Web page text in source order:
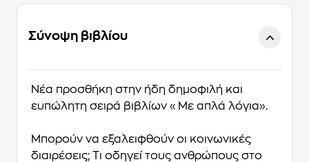
Σύνοψη βιβλίου
Νέα προσθήκη στην ήδη δημοφιλή και
ευπώλητη σειρά βιβλίων «Με απλά λόγια».
Μπορούν να εξαλειφθούν οι κοινωνικές
διαιρέσεις; Τι οδηγεί τους ανθρώπους στο